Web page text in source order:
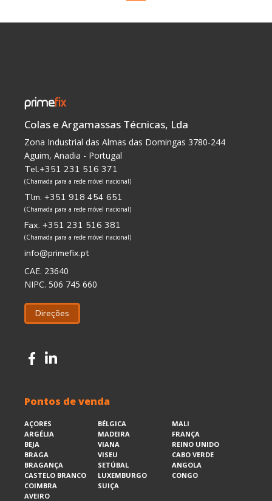
Colas e Argamassas Técnicas, Lda
Zona Industrial das Almas das Domingas 3780-244
Aguim, Anadia - Portugal
Tel.+351 231 516 371
(Chamada para a rede móvel nacional)
Tlm. +351 918 454 651
(Chamada para a rede móvel nacional)
Fax. +351 231 516 381
(Chamada para a rede móvel nacional)
info@primefix.pt
CAE. 23640
NIPC. 506 745 660
Direções
Pontos de venda
AÇORES
ARGÉLIA
BEJA
BRAGA
BRAGANÇA
CASTELO BRANCO
COIMBRA
AVEIRO
BÉLGICA
MADEIRA
VIANA
VISEU
SETÚBAL
LUXEMBURGO
SUIÇA
MALI
FRANÇA
REINO UNIDO
CABO VERDE
ANGOLA
CONGO